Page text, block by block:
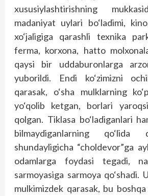
xususiylashtirishning
madaniyat uylari bo‘ladimi,
xo‘jaligiga qarashli texnika
ferma, korxona, hatto
qaysi bir uddaburonlarga
yuborildi. Endi ko‘zimizni
qarasak, o‘sha mulklarning
yo‘qolib ketgan, borlari
qolgan. Tiklasa bo‘ladiganlari
bilmaydiganlarning qo‘lida
shundayligicha “choldevor”ga
odamlarga foydasi tegadi,
sarmoyasiga sarmoya qo‘shadi.
mulkimizdek qarasak, bu